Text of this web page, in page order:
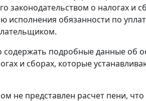
законодательством о налогах и
исполнения обязанности по
содержать подробные данные об
и сборах, которые
не представлен расчет пени,